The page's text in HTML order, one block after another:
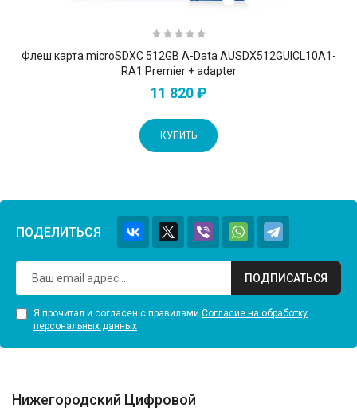
Флеш карта microSDXC 512GB A-Data AUSDX512GUICL10A1-
RA1 Premier + adapter
11 820 ₽
КУПИТЬ
ПОДЕЛИТЬСЯ
ПОДПИСАТЬСЯ
Я прочитал и согласен с правилами Согласие на обработку
персональных данных
Нижегородский Цифровой